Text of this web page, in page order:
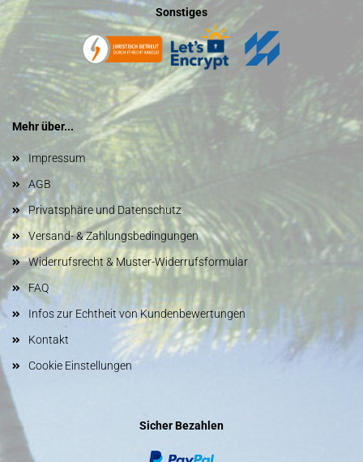
Sonstiges
Mehr über...
Impressum
AGB
Privatsphäre und Datenschutz
Versand- & Zahlungsbedingungen
Widerrufsrecht & Muster-Widerrufsformular
FAQ
Infos zur Echtheit von Kundenbewertungen
Kontakt
Cookie Einstellungen
Sicher Bezahlen